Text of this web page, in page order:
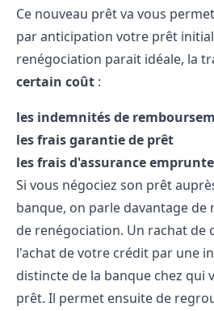
Ce nouveau prêt va vous
par anticipation votre prêt
renégociation parait idéale, la
certain coût :
les indemnités de
les frais garantie de prêt
les frais d'assurance
Si vous négociez son prêt
banque, on parle davantage de
de renégociation. Un rachat de
l'achat de votre crédit par une
distincte de la banque chez qui
prêt. Il permet ensuite de